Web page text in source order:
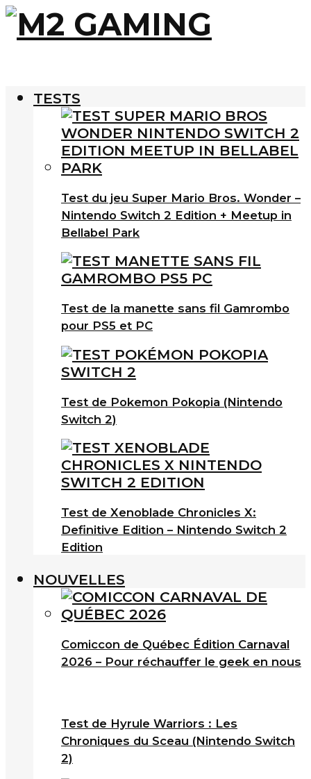
TESTS
Test du jeu Super Mario Bros. Wonder –
Nintendo Switch 2 Edition + Meetup in
Bellabel Park
Test de la manette sans fil Gamrombo
pour PS5 et PC
Test de Pokemon Pokopia (Nintendo
Switch 2)
Test de Xenoblade Chronicles X:
Definitive Edition – Nintendo Switch 2
Edition
NOUVELLES
Comiccon de Québec Édition Carnaval
2026 – Pour réchauffer le geek en nous
Test de Hyrule Warriors : Les
Chroniques du Sceau (Nintendo Switch
2)